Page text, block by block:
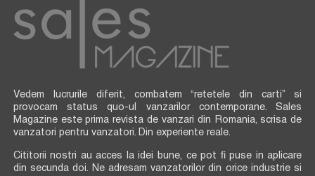
Vedem lucrurile diferit, combatem “retetele din carti” si
provocam status quo-ul vanzarilor contemporane. Sales
Magazine este prima revista de vanzari din Romania, scrisa de
vanzatori pentru vanzatori. Din experiente reale.
Cititorii nostri au acces la idei bune, ce pot fi puse in aplicare
din secunda doi. Ne adresam vanzatorilor din orice industrie si